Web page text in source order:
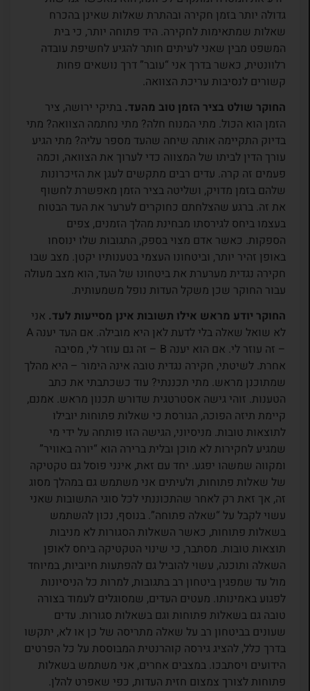
גדולה יותר בזמן חקירה ובהתרת שאלות שאינן בהכרח
שאלות שמתאימות לחקירה. היד פתוחה יותר, כי בית
המשפט מבין שאני לעיתים חותר להגיע לחשיפת עובדה
רלוונטית, כאשר בדרך אני “עובר” דרך נושאים פחות
קשורים לנסיבות עריכת הצוואה.
החוקר שולט בציר הזמן טוב מהעד.בתיקי ירושה, ציר
הזמן הוא הכול. מתי המנוח חלה? מתי נחתמה הצוואה? מתי
בדיוק התקיימה אותה שיחה שהעד מספר עליה? מתי הגיע
עורך הדין לביתו של המצווה כדי לערוך את הצוואה, וכמה
פעמים זה קרה. עדים רבים מתקשים לעגן את הזיכרונות
שלהם בזמן מדויק, ושליטה בציר הזמן מאפשרת לחשוף
את זה. ברגע שהצלחתם כחוקרים לערער את העד הבטוח
בעצמו ביחס לגירסתו מבחינת מהלך הזמנים, צפים
הספקות. כאשר אדם מצוי בספק, התגובות שלו ינוסחו
באופן זהיר יותר, וביטחונו העצמי בטענותיו יקטן. מצב שבו
חקירה נגדית מערערת את ביטחונו של העד, הוא מצב מעולה
עבור החוקר שכן משקל העדות נופל משמעותית.
החוקר יודע מראש אילו תשובות אינן מסייעות לעד.אני
לא שואל שאלה בלי לדעת לאן היא מובילה. אם העד יענה A
– זה עוזר לי. אם הוא יענה B – זה גם עוזר לי, מסיבה
אחרת. לשיטתי, חקירה נגדית טובה אינה הימור – היא מהלך
שמתוכנן מראש. מתי תכננתי? עוד כשכתבתי את כתב
הטענות. זוהי גישה אסטרטגית שדורש תכנון מראש. אמנם,
קיימת תיזה הפוכה, הגורסת כי שאלות פתוחות יובילו
לתוצאות טובות. מניסיוני, הגישה הזו פותחה על ידי מי
שמגיע לחקירות לא מוכן ובלית ברירה הוא “יורה באוויר”
ומקווה שמשהו יפגע. יחד עם זאת, אינני פוסל גם טקטיקה
של שאלות פתוחות, ולעיתים אני משתמש גם במהלך מסוג
זה, אך זאת רק לאחר שהתכוננתי לכל סוגי התשובות שאני
עשוי לקבל על “שאלה פתוחה”. בנוסף, נכון להשתמש
בשאלות פתוחות, כאשר השאלות הסגורות לא מניבות
תוצאות טובות. מסתבר, כי שינוי הטקטיקה ביחס לאופן
השאלה ותוכנה, עשוי להוביל גם להפתעות חיוביות, במיוחד
מול עד שמפגין ביטחון רב בתגובות, למרות כל הניסיונות
לפגוע באמינותו. מעטים העדים, שמסוגלים לעמוד בצורה
טובה גם בשאלות פתוחות וגם בשאלות סגורות. עדים
שעונים בביטחון רב על שאלה מתריסה של כן או לא, יתקשו
בדרך כלל, להציג גירסה קוהרנטית המבוססת על כל הפרטים
הידועים ויסתבכו. במצבים אחרים, אני משתמש בשאלות
פתוחות לצורך צמצום חזית העדות, כפי שאפרט להלן.